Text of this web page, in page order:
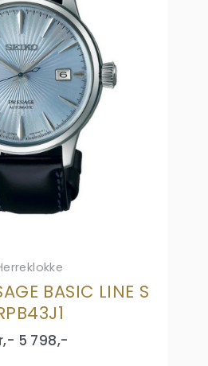
BASIC LINE S
5 798,-